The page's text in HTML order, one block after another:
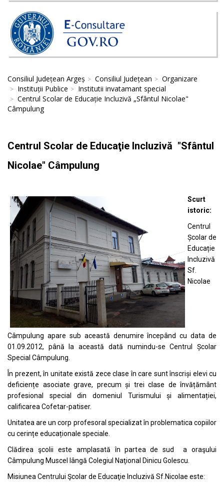
Consiliul Județean Argeș Consiliul Județean
Organizare
Instituții Publice
Institutii invatamant special
Centrul Scolar de Educație Incluzivă „Sfântul Nicolae"
Câmpulung
Centrul Scolar de Educaţie Incluzivă "Sfântul
Nicolae" Câmpulung
Scurt
istoric:
Centrul
Școlar de
Educație
Incluzivă
Sf.
Nicolae
Câmpulung apare sub această denumire începând cu data de
01.09.2012, până la această dată numindu-se Centrul Școlar
Special Câmpulung.
În prezent, în unitate există zece clase în care sunt înscriși elevi cu
deficiențe asociate grave, precum și trei clase de învățământ
profesional special din domeniul Turismului și alimentației,
calificarea Cofetar-patiser.
Unitatea are un corp profesoral specializat în problematica copiilor
cu cerințe educaționale speciale.
Clădirea şcolii este amplasată în partea de sud a oraşului
Câmpulung Muscel lângă Colegiul Naţional Dinicu Golescu.
Misiunea Centrului Şcolar de Educaţie Incluzivă Sf.Nicolae este: